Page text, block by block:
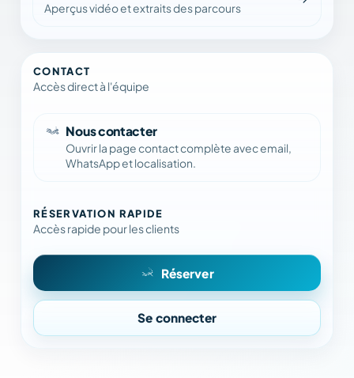
Aperçus vidéo et extraits des parcours
CONTACT
Accès direct à l'équipe
Nous contacter
Ouvrir la page contact complète avec email,
WhatsApp et localisation.
RÉSERVATION RAPIDE
Accès rapide pour les clients
Réserver
Se connecter